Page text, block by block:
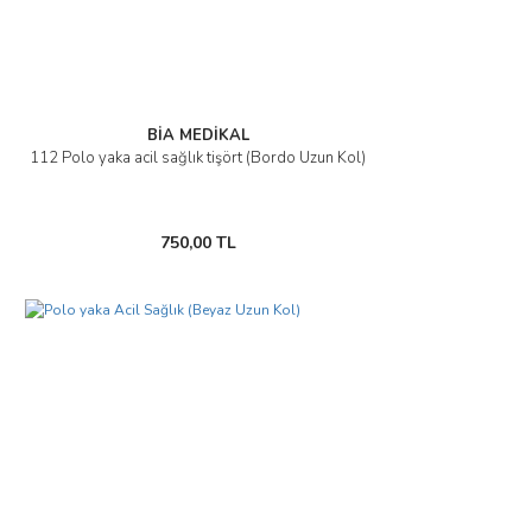
BİA MEDİKAL
112 Polo yaka acil sağlık tişört (Bordo Uzun Kol)
750,00 TL